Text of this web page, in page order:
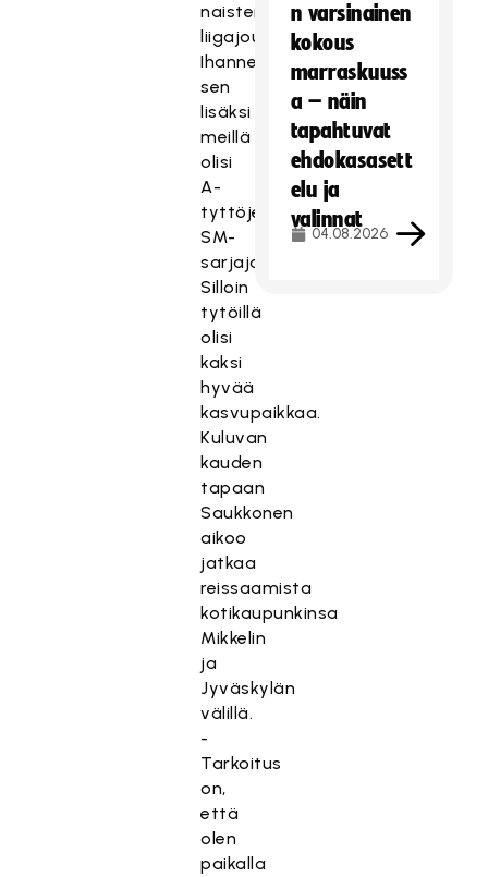
naisten
liigajoukkue.
Ihannetilanteessa
sen
lisäksi
meillä
olisi
A-
tyttöjen
SM-
sarjajoukkue.
Silloin
tytöillä
olisi
kaksi
hyvää
kasvupaikkaa.
Kuluvan
kauden
tapaan
Saukkonen
aikoo
jatkaa
reissaamista
kotikaupunkinsa
Mikkelin
ja
Jyväskylän
välillä.
-
Tarkoitus
on,
että
olen
paikalla
n varsinainen
kokous
marraskuuss
a – näin
tapahtuvat
ehdokasasett
elu ja
valinnat
04.08.2026